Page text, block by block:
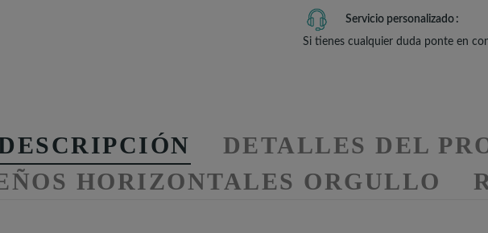
Servicio personalizado
Si tienes cualquier duda ponte en
DETALLES DEL
HORIZONTALES ORGULLO